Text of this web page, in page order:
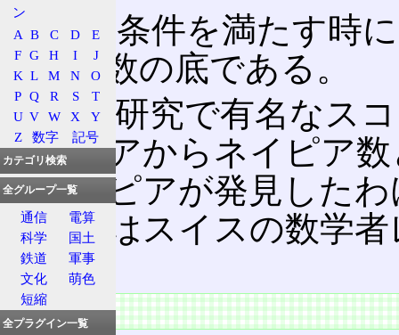
という条件を満たす時
自然対数の底である。
対数の研究で有名なス
ネイピアからネイピア
はネイピアが発見した
ったのはスイスの数学
る。
定義
ン
A B C D
E
F G H I
J
K L M N
O
P Q R S
T
U V W X
Y
Z
数字 記号
カテゴリ検索
全グループ一覧
通信
電算
科学
国土
鉄道
軍事
文化
萌色
短縮
全プラグイン一覧